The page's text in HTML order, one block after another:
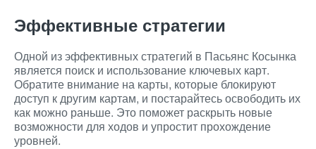
Эффективные стратегии
Одной из эффективных стратегий в Пасьянс Косынка
является поиск и использование ключевых карт.
Обратите внимание на карты, которые блокируют
доступ к другим картам, и постарайтесь освободить их
как можно раньше. Это поможет раскрыть новые
возможности для ходов и упростит прохождение
уровней.